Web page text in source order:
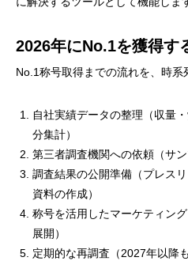
2026年にNo.1を獲得す
No.1称号取得までの流れを、時系
自社実績データの整理（収量
分集計）
第三者調査機関への依頼（サ
調査結果の公開準備（プレス
資料の作成）
称号を活用したマーケティン
展開）
定期的な再調査（2027年以降